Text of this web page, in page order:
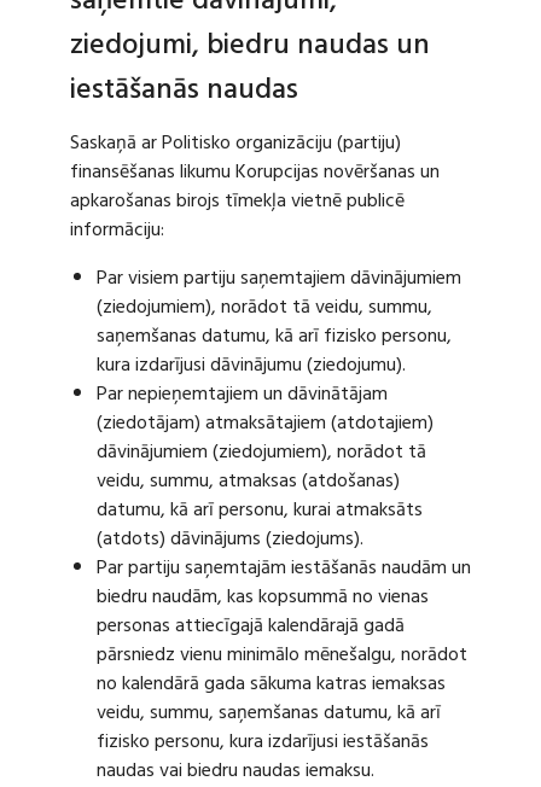
ziedojumi, biedru naudas un
iestāšanās naudas
Saskaņā ar Politisko organizāciju (partiju)
finansēšanas likumu Korupcijas novēršanas un
apkarošanas birojs tīmekļa vietnē publicē
informāciju:
Par visiem partiju saņemtajiem dāvinājumiem
(ziedojumiem), norādot tā veidu, summu,
saņemšanas datumu, kā arī fizisko personu,
kura izdarījusi dāvinājumu (ziedojumu).
Par nepieņemtajiem un dāvinātājam
(ziedotājam) atmaksātajiem (atdotajiem)
dāvinājumiem (ziedojumiem), norādot tā
veidu, summu, atmaksas (atdošanas)
datumu, kā arī personu, kurai atmaksāts
(atdots) dāvinājums (ziedojums).
Par partiju saņemtajām iestāšanās naudām un
biedru naudām, kas kopsummā no vienas
personas attiecīgajā kalendārajā gadā
pārsniedz vienu minimālo mēnešalgu, norādot
no kalendārā gada sākuma katras iemaksas
veidu, summu, saņemšanas datumu, kā arī
fizisko personu, kura izdarījusi iestāšanās
naudas vai biedru naudas iemaksu.